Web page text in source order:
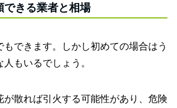
できる業者と相場
もできます。しかし初めての場合はう
もいるでしょう。
が散れば引火する可能性があり、危険